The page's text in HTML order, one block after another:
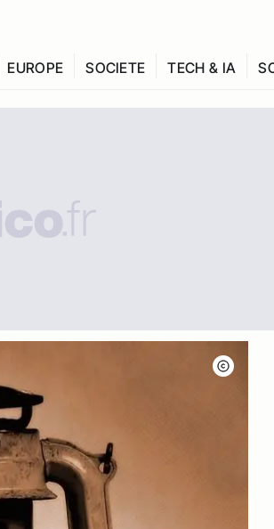
EUROPE SOCIETE TECH & IA